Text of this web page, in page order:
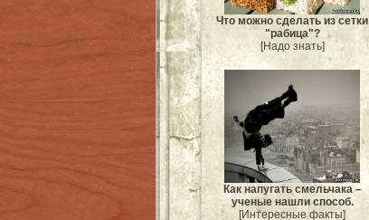
Что можно сделать из сетки
"рабица"?
[Надо знать]
Как напугать смельчака –
ученые нашли способ.
[Интересные факты]